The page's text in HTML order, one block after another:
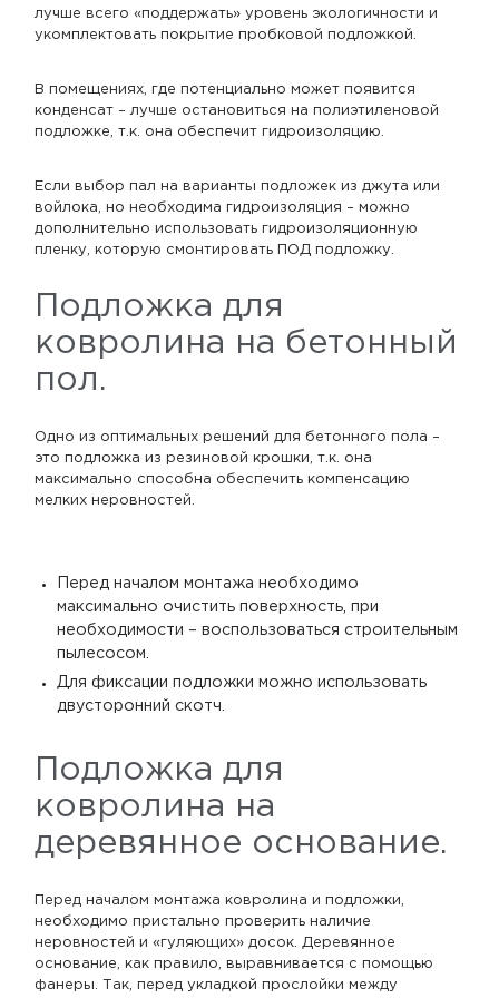
лучше всего «поддержать» уровень экологичности и
укомплектовать покрытие пробковой подложкой.
В помещениях, где потенциально может появится
конденсат – лучше остановиться на полиэтиленовой
подложке, т.к. она обеспечит гидроизоляцию.
Если выбор пал на варианты подложек из джута или
войлока, но необходима гидроизоляция – можно
дополнительно использовать гидроизоляционную
пленку, которую смонтировать ПОД подложку.
Подложка для
ковролина на бетонный
пол.
Одно из оптимальных решений для бетонного пола –
это подложка из резиновой крошки, т.к. она
максимально способна обеспечить компенсацию
мелких неровностей.
Перед началом монтажа необходимо
максимально очистить поверхность, при
необходимости – воспользоваться строительным
пылесосом.
Для фиксации подложки можно использовать
двусторонний скотч.
Подложка для
ковролина на
деревянное основание.
Перед началом монтажа ковролина и подложки,
необходимо пристально проверить наличие
неровностей и «гуляющих» досок. Деревянное
основание, как правило, выравнивается с помощью
фанеры. Так, перед укладкой прослойки между